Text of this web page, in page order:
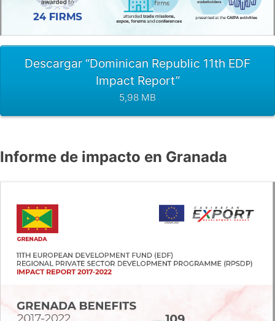
Descargar “Dominican Republic 11th EDF
Impact Report”
5,98 MB
Informe de impacto en Granada